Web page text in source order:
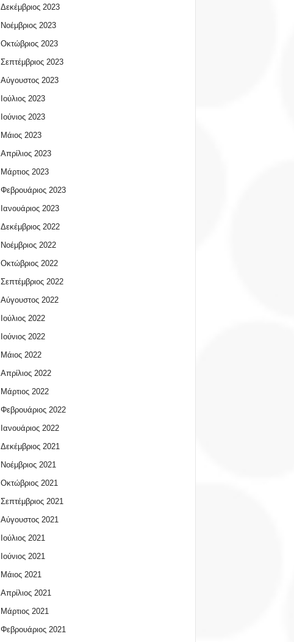
Δεκέμβριος 2023
Νοέμβριος 2023
Οκτώβριος 2023
Σεπτέμβριος 2023
Αύγουστος 2023
Ιούλιος 2023
Ιούνιος 2023
Μάιος 2023
Απρίλιος 2023
Μάρτιος 2023
Φεβρουάριος 2023
Ιανουάριος 2023
Δεκέμβριος 2022
Νοέμβριος 2022
Οκτώβριος 2022
Σεπτέμβριος 2022
Αύγουστος 2022
Ιούλιος 2022
Ιούνιος 2022
Μάιος 2022
Απρίλιος 2022
Μάρτιος 2022
Φεβρουάριος 2022
Ιανουάριος 2022
Δεκέμβριος 2021
Νοέμβριος 2021
Οκτώβριος 2021
Σεπτέμβριος 2021
Αύγουστος 2021
Ιούλιος 2021
Ιούνιος 2021
Μάιος 2021
Απρίλιος 2021
Μάρτιος 2021
Φεβρουάριος 2021